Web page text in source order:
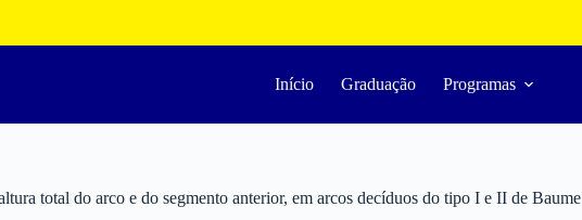
Início Graduação Programas
total do arco e do segmento anterior, em arcos decíduos do tipo I e II de Baume